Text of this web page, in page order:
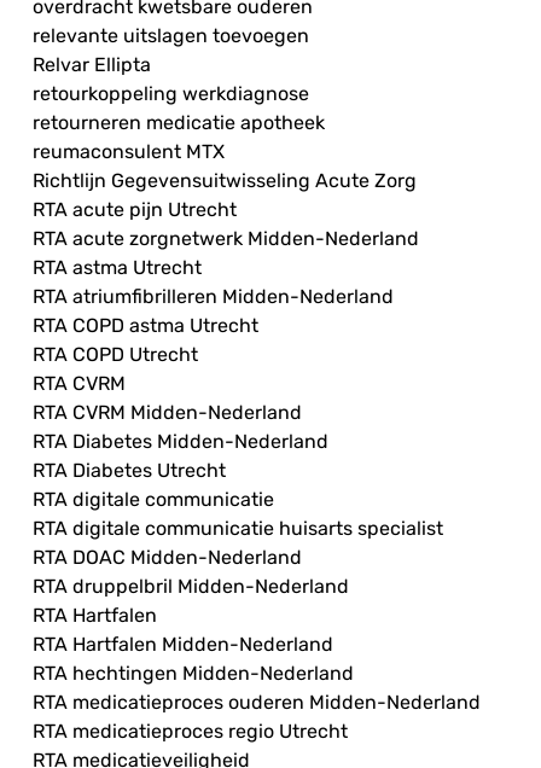
overdracht kwetsbare ouderen
relevante uitslagen toevoegen
Relvar Ellipta
retourkoppeling werkdiagnose
retourneren medicatie apotheek
reumaconsulent MTX
Richtlijn Gegevensuitwisseling Acute Zorg
RTA acute pijn Utrecht
RTA acute zorgnetwerk Midden-Nederland
RTA astma Utrecht
RTA atriumfibrilleren Midden-Nederland
RTA COPD astma Utrecht
RTA COPD Utrecht
RTA CVRM
RTA CVRM Midden-Nederland
RTA Diabetes Midden-Nederland
RTA Diabetes Utrecht
RTA digitale communicatie
RTA digitale communicatie huisarts specialist
RTA DOAC Midden-Nederland
RTA druppelbril Midden-Nederland
RTA Hartfalen
RTA Hartfalen Midden-Nederland
RTA hechtingen Midden-Nederland
RTA medicatieproces ouderen Midden-Nederland
RTA medicatieproces regio Utrecht
RTA medicatieveiligheid